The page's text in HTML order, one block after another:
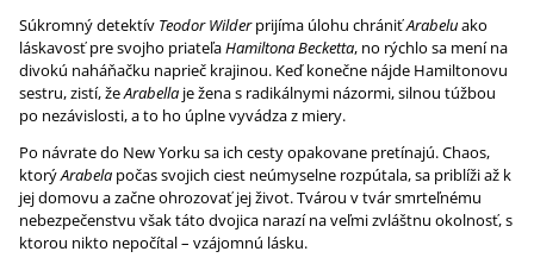
Súkromný detektív Teodor Wilderprijíma úlohu chrániťArabeluako
láskavosť pre svojho priateľaHamiltona Becketta, no rýchlo sa mení na
divokú naháňačku naprieč krajinou. Keď konečne nájde Hamiltonovu
sestru, zistí, žeArabella je žena s radikálnymi názormi, silnou túžbou
po nezávislosti, a to ho úplne vyvádza z miery.
Po návrate do New Yorku sa ich cesty opakovane pretínajú. Chaos,
ktorýArabela počas svojich ciest neúmyselne rozpútala, sa priblíži až k
jej domovu a začne ohrozovať jej život. Tvárou v tvár smrteľnému
nebezpečenstvu však táto dvojica narazí na veľmi zvláštnu okolnosť, s
ktorou nikto nepočítal – vzájomnú lásku.